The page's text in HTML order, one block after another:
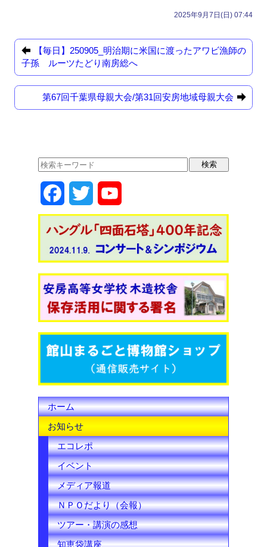
e
b
o
o
o
d
o
n
2025年9月7日(日) 07:44
【毎日】250905_明治期に米国に渡ったアワビ漁師の
子孫 ルーツたどり南房総へ
第67回千葉県母親大会/第31回安房地域母親大会
a
e
b
o
o
w
t
t
e
r
o
u
T
u
b
e
h
a
n
n
e
l
ホーム
お知らせ
エコレポ
イベント
メディア報道
ＮＰＯだより（会報）
ツアー・講演の感想
知恵袋講座